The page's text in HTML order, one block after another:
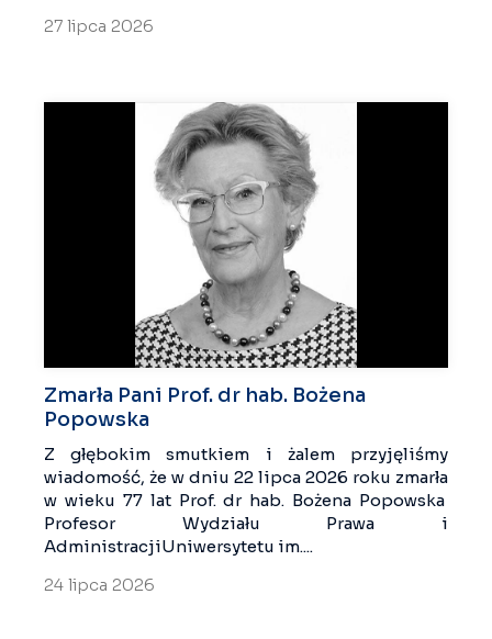
27 lipca 2026
Zmarła Pani Prof. dr hab. Bożena
Popowska
Z głębokim smutkiem i żalem przyjęliśmy
wiadomość, że w dniu 22 lipca 2026 roku zmarła
w wieku 77 lat Prof. dr hab. Bożena Popowska
Profesor Wydziału Prawa i
AdministracjiUniwersytetu im....
24 lipca 2026